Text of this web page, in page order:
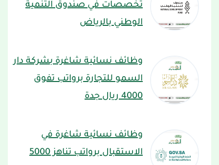
تخصصات في صندوق التنمية
الوطني بالرياض
وظائف نسائية شاغرة بشركة دار
السمو للتجارة برواتب تفوق
4000 ريال جدة
وظائف نسائية شاغرة في
الاستقبال برواتب تناهز 5000